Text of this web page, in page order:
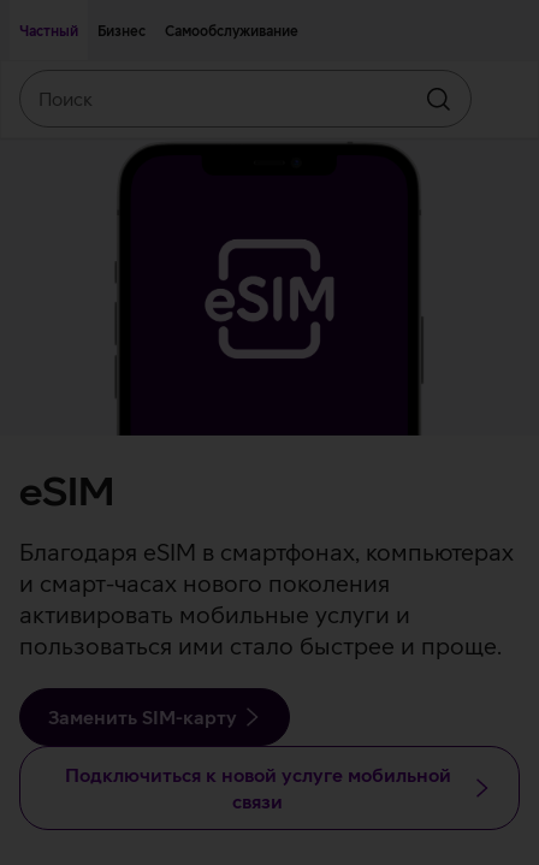
Частный
Бизнес Самообслуживание
Искать
eSIM
Благодаря eSIM в смартфонах, компьютерах
и смарт-часах нового поколения
активировать мобильные услуги и
пользоваться ими стало быстрее и проще.
Заменить SIM-карту
Подключиться к новой услуге мобильной
связи